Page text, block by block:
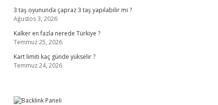
3 taş oyununda çapraz 3 taş yapılabilir mi ?
Ağustos 3, 2026
Kalker en fazla nerede Türkiye ?
Temmuz 25, 2026
Kart limiti kaç günde yükselir ?
Temmuz 24, 2026